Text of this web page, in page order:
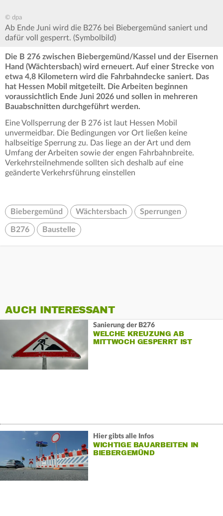
© dpa
Ab Ende Juni wird die B276 bei Biebergemünd saniert und
dafür voll gesperrt. (Symbolbild)
Die B 276 zwischen Biebergemünd/Kassel und der Eisernen
Hand (Wächtersbach) wird erneuert. Auf einer Strecke von
etwa 4,8 Kilometern wird die Fahrbahndecke saniert. Das
hat Hessen Mobil mitgeteilt. Die Arbeiten beginnen
voraussichtlich Ende Juni 2026 und sollen in mehreren
Bauabschnitten durchgeführt werden.
Eine Vollsperrung der B 276 ist laut Hessen Mobil
unvermeidbar. Die Bedingungen vor Ort ließen keine
halbseitige Sperrung zu. Das liege an der Art und dem
Umfang der Arbeiten sowie der engen Fahrbahnbreite.
Verkehrsteilnehmende sollten sich deshalb auf eine
geänderte Verkehrsführung einstellen
Biebergemünd Wächtersbach Sperrungen
B276 Baustelle
AUCH INTERESSANT
Sanierung der B276
WELCHE KREUZUNG AB
MITTWOCH GESPERRT IST
Hier gibts alle Infos
WICHTIGE BAUARBEITEN IN
BIEBERGEMÜND